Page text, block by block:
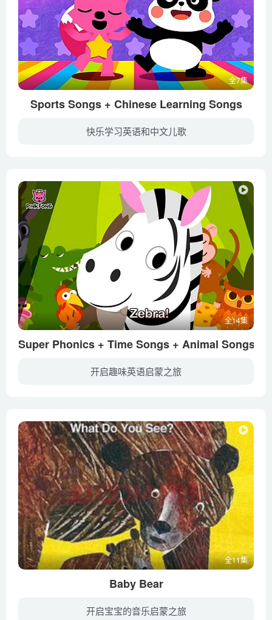
全7集
Sports Songs + Chinese Learning Songs
快乐学习英语和中文儿歌
全14集
Super Phonics + Time Songs + Animal Songs
开启趣味英语启蒙之旅
全11集
Baby Bear
开启宝宝的音乐启蒙之旅